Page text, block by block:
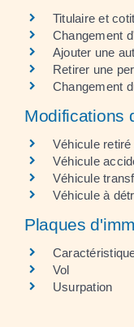
Titulaire et
Changement
Ajouter une
Retirer une
Changement
Modifications
Véhicule
Véhicule
Véhicule
Véhicule à
Plaques
Vol
Usurpation